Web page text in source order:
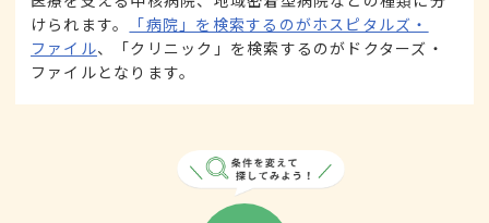
けられます。
「病院」を検索するのがホスピタルズ・
ファイル、「クリニック」を検索するのがドクターズ・
ファイルとなります。